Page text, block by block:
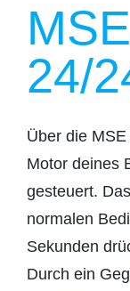
24/
Über die
Motor deines
gesteuert.
normalen
Sekunden
Durch ein